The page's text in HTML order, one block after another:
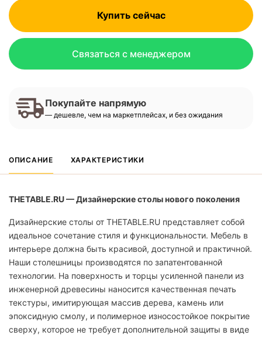
Купить сейчас
Связаться с менеджером
Покупайте напрямую
— дешевле, чем на маркетплейсах, и без ожидания
ОПИСАНИЕ ХАРАКТЕРИСТИКИ
THETABLE.RU — Дизайнерские столы нового поколения
Дизайнерские столы от THETABLE.RU представляет собой
идеальное сочетание стиля и функциональности. Мебель в
интерьере должна быть красивой, доступной и практичной.
Наши столешницы производятся по запатентованной
технологии. На поверхность и торцы усиленной панели из
инженерной древесины наносится качественная печать
текстуры, имитирующая массив дерева, камень или
эпоксидную смолу, и полимерное износостойкое покрытие
сверху, которое не требует дополнительной защиты в виде